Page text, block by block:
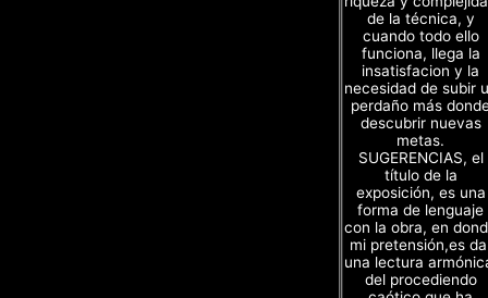
de la técnica, y
cuando todo ello
funciona, llega la
insatisfacion y la
necesidad de subir
perdaño más
descubrir nuevas
metas.
SUGERENCIAS, el
título de la
exposición, es una
forma de lenguaje
con la obra, en
mi pretensión,es
una lectura
del procediendo